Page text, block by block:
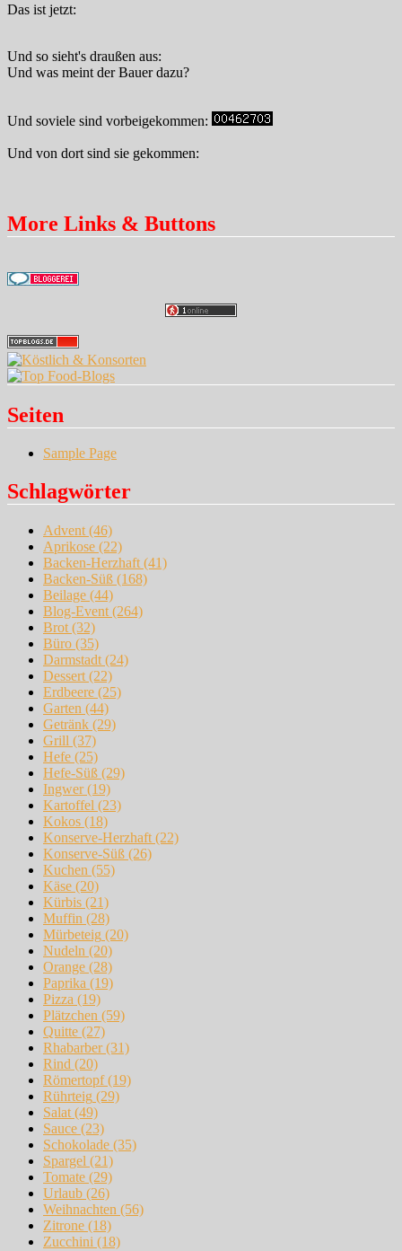
Das ist jetzt:
Und so sieht's draußen aus:
Und was meint der Bauer dazu?
Und soviele sind vorbeigekommen:
Und von dort sind sie gekommen:
More Links & Buttons
Seiten
Sample Page
Schlagwörter
Advent (46)
Aprikose (22)
Backen-Herzhaft (41)
Backen-Süß (168)
Beilage (44)
Blog-Event (264)
Brot (32)
Büro (35)
Darmstadt (24)
Dessert (22)
Erdbeere (25)
Garten (44)
Getränk (29)
Grill (37)
Hefe (25)
Hefe-Süß (29)
Ingwer(19)
Kartoffel (23)
Kokos (18)
Konserve-Herzhaft (22)
Konserve-Süß (26)
Kuchen (55)
Käse (20)
Kürbis (21)
Muffin (28)
Mürbeteig (20)
Nudeln (20)
Orange (28)
Paprika (19)
Pizza (19)
Plätzchen (59)
Quitte (27)
Rhabarber(31)
Rind (20)
Römertopf(19)
Rührteig (29)
Salat (49)
Sauce (23)
Schokolade (35)
Spargel (21)
Tomate (29)
Urlaub (26)
Weihnachten (56)
Zitrone (18)
Zucchini (18)